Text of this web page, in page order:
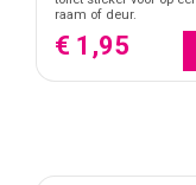
raam of deur.
€ 1,95